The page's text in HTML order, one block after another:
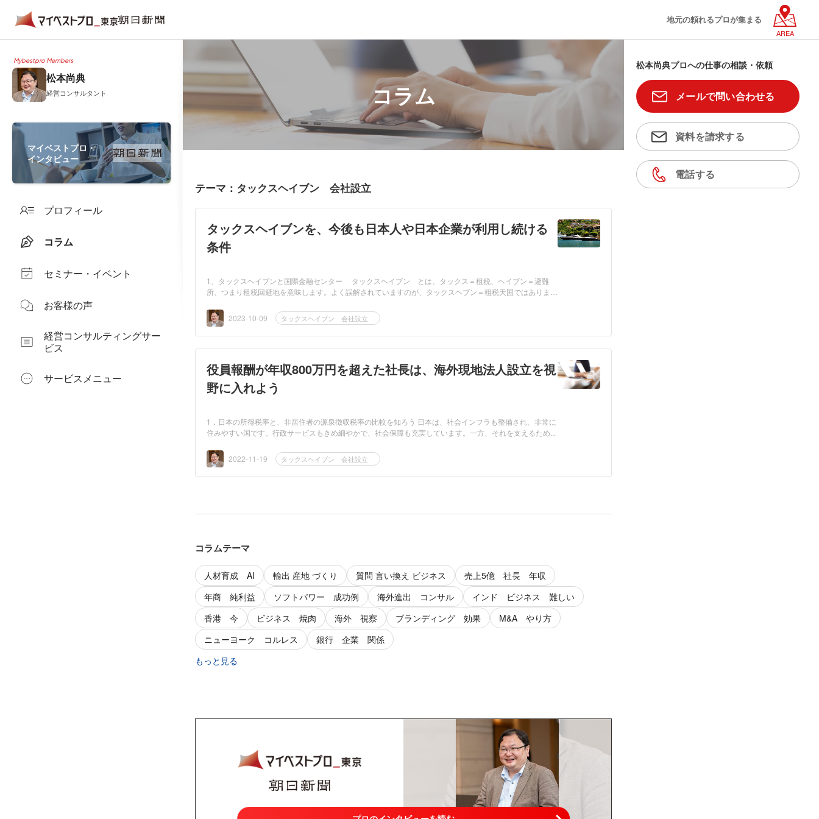
地元の頼れるプロが集まる
AREA
Mybestpro Members
松本尚典
経営コンサルタント
マイベストプロ・
インタビュー
プロフィール
コラム
セミナー・イベント
お客様の声
経営コンサルティングサー
ビス
サービスメニュー
コラム
テーマ：タックスヘイブン 会社設立
タックスヘイブンを、今後も日本人や日本企業が利用し続ける
条件
1、タックスヘイブンと国際金融センター タックスヘイブン とは、タックス＝租税、ヘイブン＝避難
所、つまり租税回避地を意味します。よく誤解されていますのが、タックスヘブン＝租税天国ではありませ
2023-10-09
タックスヘイブン 会社設立
役員報酬が年収800万円を超えた社長は、海外現地法人設立を視
野に入れよう
1．日本の所得税率と、非居住者の源泉徴収税率の比較を知ろう 日本は、社会インフラも整備され、非常に
住みやすい国です。行政サービスもきめ細やかで、社会保障も充実しています。一方、それを支えるため...
2022-11-19 タックスヘイブン 会社設立
コラムテーマ
人材育成 AI 輸出 産地 づくり 質問 言い換え ビジネス
売上5億 社長 年収
年商 純利益
ソフトパワー 成功例 海外進出 コンサル
インド ビジネス 難しい
香港 今
ビジネス 焼肉 海外 視察 ブランディング 効果
M&A やり方
ニューヨーク コルレス
銀行 企業 関係
もっと見る
松本尚典プロへの仕事の相談・依頼
メールで問い合わせる
資料を請求する
電話する